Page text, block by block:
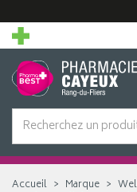
Accueil Marque